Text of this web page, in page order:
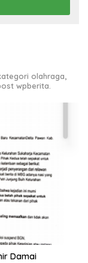
olahraga,
wpberita.
Damai